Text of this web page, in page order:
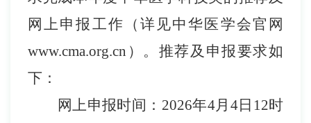
网上申报工作（ 详见中华医学会官网
www.cma.org.cn ）。推荐及申报要求如
下：
网上申报时间： 2026年4月 4日 12时